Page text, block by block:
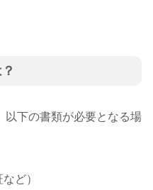
以下の書類が必要となる場
ど）